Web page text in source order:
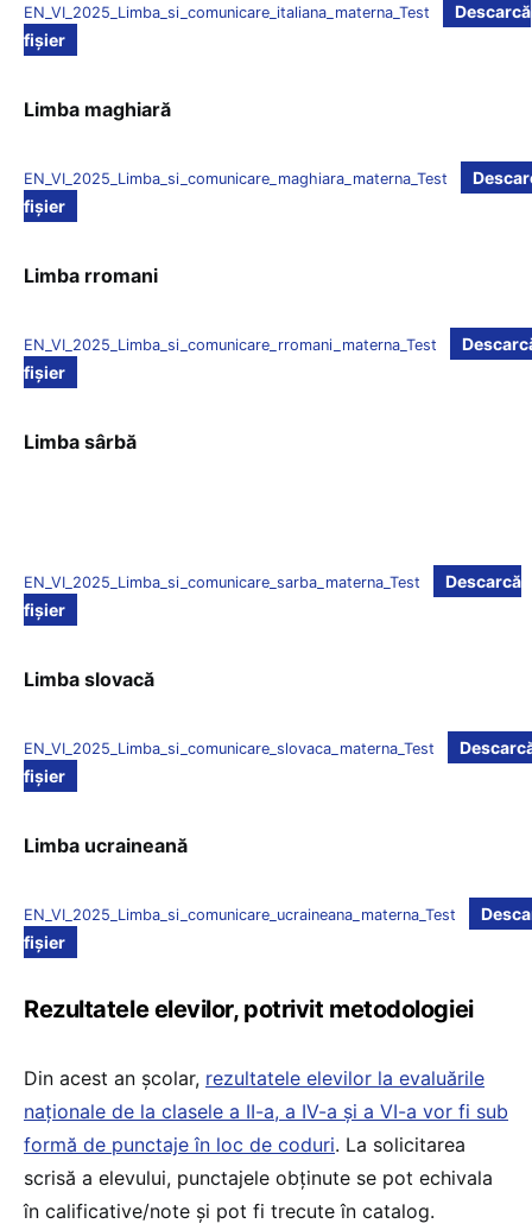
EN_VI_2025_Limba_si_comunicare_italiana_materna_Test
Descarcă
fișier
Limba maghiară
EN_VI_2025_Limba_si_comunicare_maghiara_materna_Test
fișier
Limba rromani
EN_VI_2025_Limba_si_comunicare_rromani_materna_Test
fișier
Limba sârbă
EN_VI_2025_Limba_si_comunicare_sarba_materna_Test
Descarcă
fișier
Limba slovacă
EN_VI_2025_Limba_si_comunicare_slovaca_materna_Test
fișier
Limba ucraineană
EN_VI_2025_Limba_si_comunicare_ucraineana_materna_Test
fișier
Rezultatele elevilor, potrivit metodologiei
Din acest an școlar, rezultatele elevilor la evaluările
naționale de la clasele a II-a, a IV-a și a VI-a vor fi sub
formă de punctaje în loc de coduri. La solicitarea
scrisă a elevului, punctajele obținute se pot echivala
în calificative/note și pot fi trecute în catalog.